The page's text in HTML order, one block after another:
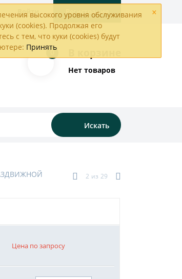
×
высокого уровня обслуживания
(cookies). Продолжая его
с тем, что куки (cookies) будут
Принять
Войти Регистрация
0
Нет товаров
Искать
2 из 29
Цена по запросу